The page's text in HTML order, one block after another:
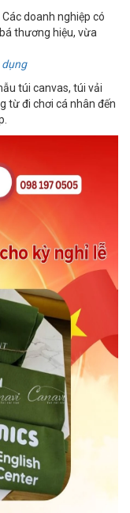
doanh nghiệp có
thương hiệu, vừa
dụng
túi canvas, túi vải
từ đi chơi cá nhân đến